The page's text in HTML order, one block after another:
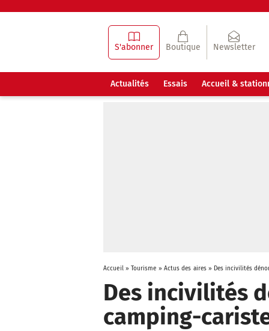
S'abonner Boutique Newsletter
Actualités Essais Accueil &
Accueil» Tourisme » Actus des aires » Des incivilités
Des incivilités
camping-